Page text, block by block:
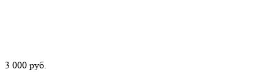
3 000 руб.